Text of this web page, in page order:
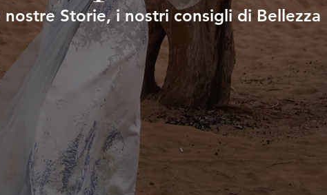
nostre Storie, i nostri consigli di Bellezza